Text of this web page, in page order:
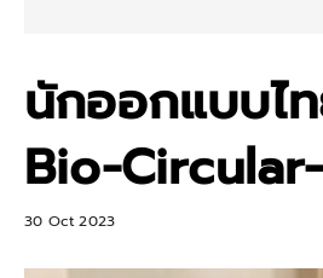
นักออกแบบไ
Bio-
30 Oct 2023